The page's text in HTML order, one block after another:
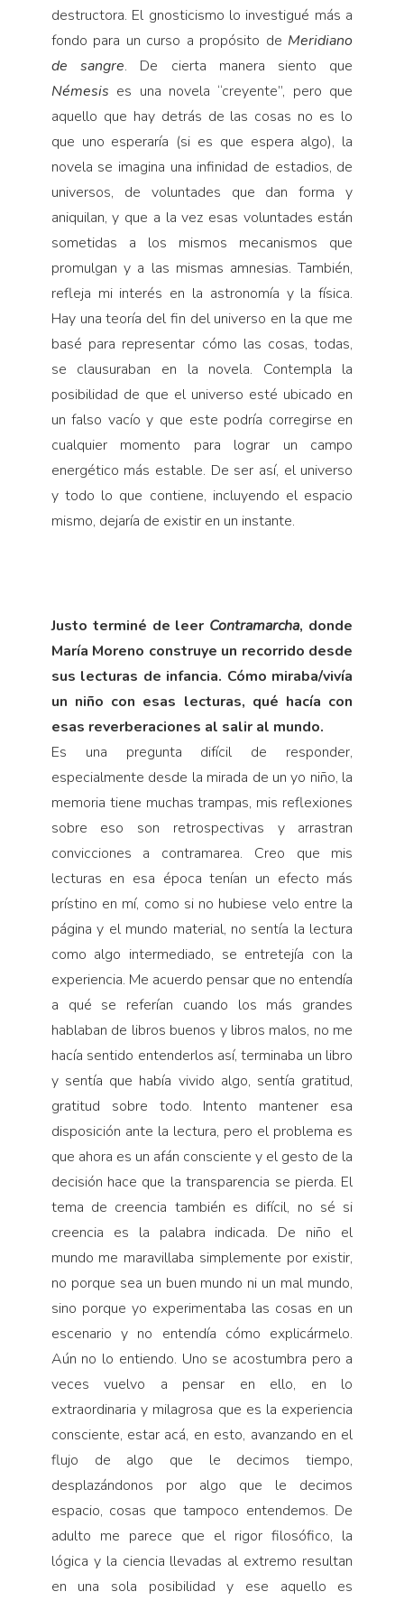
destructora. El gnosticismo lo investigué más a
fondo para un curso a propósito de Meridiano
de sangre. De cierta manera siento que
Némesis es una novela “creyente”, pero que
aquello que hay detrás de las cosas no es lo
que uno esperaría (si es que espera algo), la
novela se imagina una infinidad de estadios, de
universos, de voluntades que dan forma y
aniquilan, y que a la vez esas voluntades están
sometidas a los mismos mecanismos que
promulgan y a las mismas amnesias. También,
refleja mi interés en la astronomía y la física.
Hay una teoría del fin del universo en la que me
basé para representar cómo las cosas, todas,
se clausuraban en la novela. Contempla la
posibilidad de que el universo esté ubicado en
un falso vacío y que este podría corregirse en
cualquier momento para lograr un campo
energético más estable. De ser así, el universo
y todo lo que contiene, incluyendo el espacio
mismo, dejaría de existir en un instante.
Justo terminé de leer Contramarcha, donde
María Moreno construye un recorrido desde
sus lecturas de infancia. Cómo miraba/vivía
un niño con esas lecturas, qué hacía con
esas reverberaciones al salir al mundo.
Es una pregunta difícil de responder,
especialmente desde la mirada de un yo niño, la
memoria tiene muchas trampas, mis reflexiones
sobre eso son retrospectivas y arrastran
convicciones a contramarea. Creo que mis
lecturas en esa época tenían un efecto más
prístino en mí, como si no hubiese velo entre la
página y el mundo material, no sentía la lectura
como algo intermediado, se entretejía con la
experiencia. Me acuerdo pensar que no entendía
a qué se referían cuando los más grandes
hablaban de libros buenos y libros malos, no me
hacía sentido entenderlos así, terminaba un libro
y sentía que había vivido algo, sentía gratitud,
gratitud sobre todo. Intento mantener esa
disposición ante la lectura, pero el problema es
que ahora es un afán consciente y el gesto de la
decisión hace que la transparencia se pierda. El
tema de creencia también es difícil, no sé si
creencia es la palabra indicada. De niño el
mundo me maravillaba simplemente por existir,
no porque sea un buen mundo ni un mal mundo,
sino porque yo experimentaba las cosas en un
escenario y no entendía cómo explicármelo.
Aún no lo entiendo. Uno se acostumbra pero a
veces vuelvo a pensar en ello, en lo
extraordinaria y milagrosa que es la experiencia
consciente, estar acá, en esto, avanzando en el
flujo de algo que le decimos tiempo,
desplazándonos por algo que le decimos
espacio, cosas que tampoco entendemos. De
adulto me parece que el rigor filosófico, la
lógica y la ciencia llevadas al extremo resultan
en una sola posibilidad y ese aquello es